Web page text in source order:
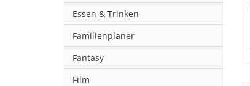
Essen & Trinken
Familienplaner
Fantasy
Film